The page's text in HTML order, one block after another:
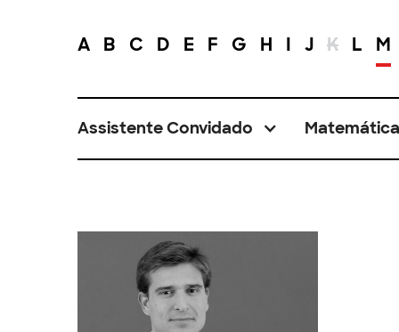
A B C D E F G H I J K L M
Assistente Convidado Matemática